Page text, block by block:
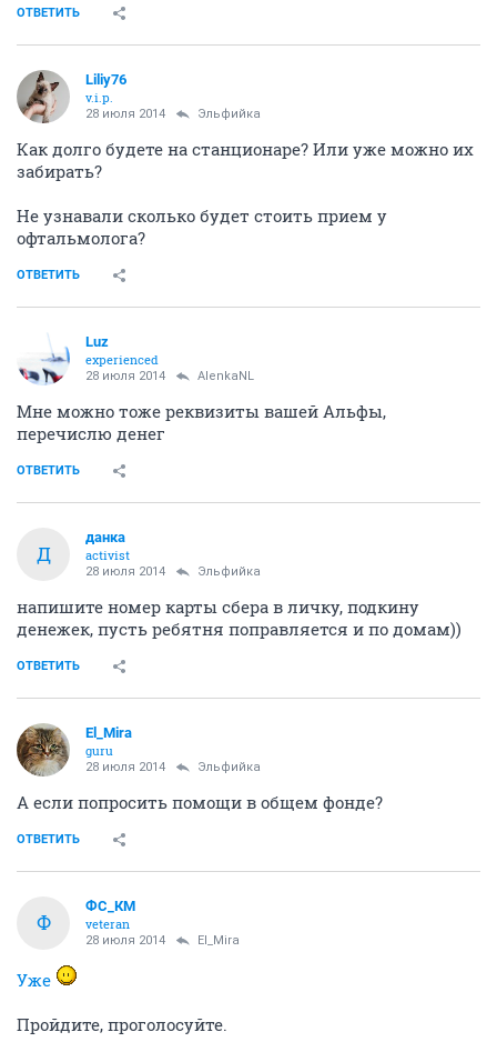
ОТВЕТИТЬ
Liliy76
v.i.p.
28 июля 2014 Эльфийка
Как долго будете на станционаре? Или уже можно их
забирать?
Не узнавали сколько будет стоить прием у
офтальмолога?
ОТВЕТИТЬ
Luz
experienced
28 июля 2014 AlenkaNL
Мне можно тоже реквизиты вашей Альфы,
перечислю денег
ОТВЕТИТЬ
Д
данка
activist
28 июля 2014 Эльфийка
напишите номер карты сбера в личку, подкину
денежек, пусть ребятня поправляется и по домам))
ОТВЕТИТЬ
El_Mira
guru
28 июля 2014 Эльфийка
А если попросить помощи в общем фонде?
ОТВЕТИТЬ
Ф
ФС_КМ
veteran
28 июля 2014 El_Mira
Уже
Пройдите, проголосуйте.